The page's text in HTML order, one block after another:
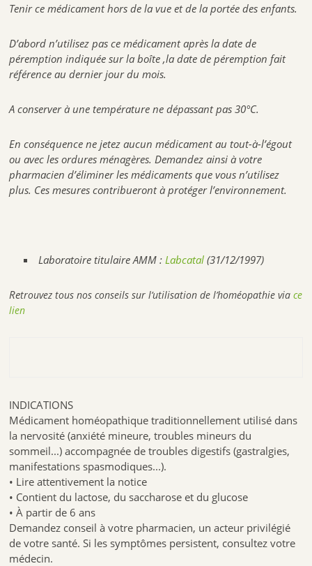
Tenir ce médicament hors de la vue et de la portée des enfants.
D’abord n’utilisez pas ce médicament après la date de
péremption indiquée sur la boîte ,la date de péremption fait
référence au dernier jour du mois.
A conserver à une température ne dépassant pas 30°C.
En conséquence ne jetez aucun médicament au tout-à-l’égout
ou avec les ordures ménagères. Demandez ainsi à votre
pharmacien d’éliminer les médicaments que vous n’utilisez
plus. Ces mesures contribueront à protéger l’environnement.
Laboratoire titulaire AMM : Labcatal(31/12/1997)
Retrouvez tous nos conseils sur l’utilisation de l’homéopathie viace
lien
INDICATIONS
Médicament homéopathique traditionnellement utilisé dans
la nervosité (anxiété mineure, troubles mineurs du
sommeil...) accompagnée de troubles digestifs (gastralgies,
manifestations spasmodiques...).
• Lire attentivement la notice
• Contient du lactose, du saccharose et du glucose
• À partir de 6 ans
Demandez conseil à votre pharmacien, un acteur privilégié
de votre santé. Si les symptômes persistent, consultez votre
médecin.